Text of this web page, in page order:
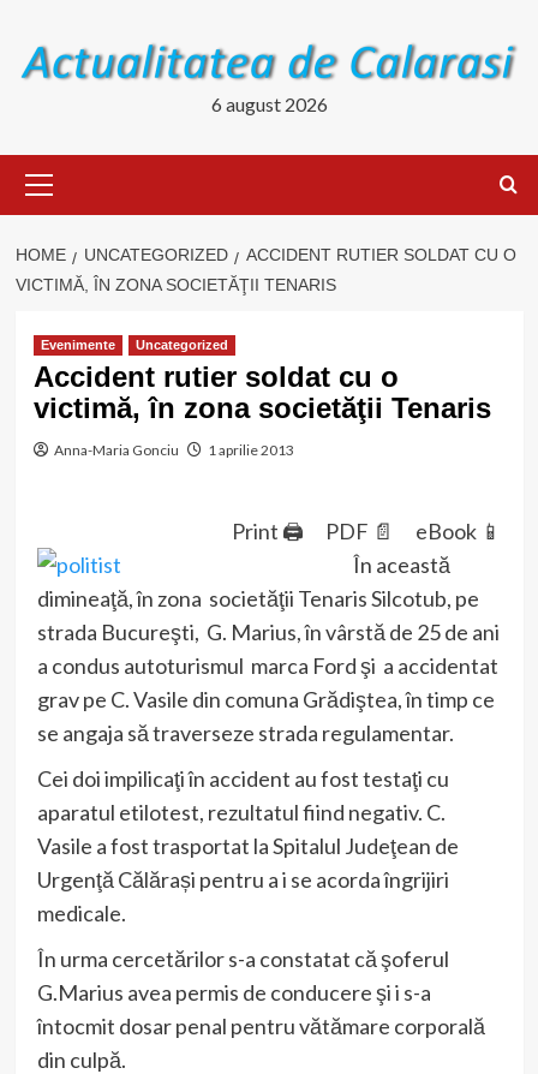
content
6 august 2026
Menu
HOME UNCATEGORIZED
ACCIDENT RUTIER SOLDAT CU O
VICTIMĂ, ÎN ZONA SOCIETĂŢII TENARIS
Evenimente Uncategorized
Accident rutier soldat cu o
victimă, în zona societăţii Tenaris
Anna-Maria Gonciu 1 aprilie 2013
Print 🖨 PDF 📄
eBook 📱
În această
dimineaţă, în zona societăţii Tenaris Silcotub, pe
strada Bucureşti, G. Marius, în vârstă de 25 de ani
a condus autoturismul marca Ford şi a accidentat
grav pe C. Vasile din comuna Grădiştea, în timp ce
se angaja să traverseze strada regulamentar.
Cei doi impilicaţi în accident au fost testaţi cu
aparatul etilotest, rezultatul fiind negativ. C.
Vasile a fost trasportat la Spitalul Judeţean de
Urgenţă Călărași pentru a i se acorda îngrijiri
medicale.
În urma cercetărilor s-a constatat că şoferul
G.Marius avea permis de conducere şi i s-a
întocmit dosar penal pentru vătămare corporală
din culpă.